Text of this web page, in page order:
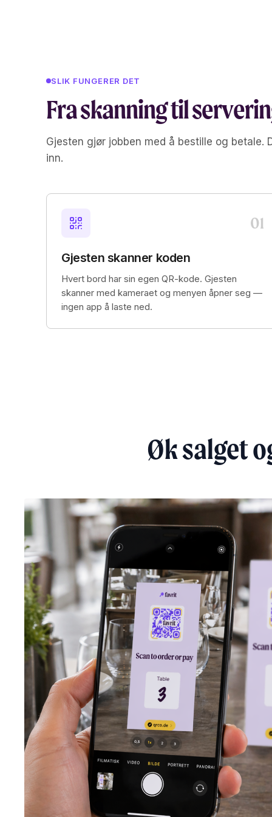
SLIK FUNGERER DET
Fra skanning til
Gjesten gjør jobben med å bestille og betale.
inn.
01
Gjesten skanner koden
Hvert bord har sin egen QR-kode. Gjesten
skanner med kameraet og menyen åpner seg —
ingen app å laste ned.
Øk salget